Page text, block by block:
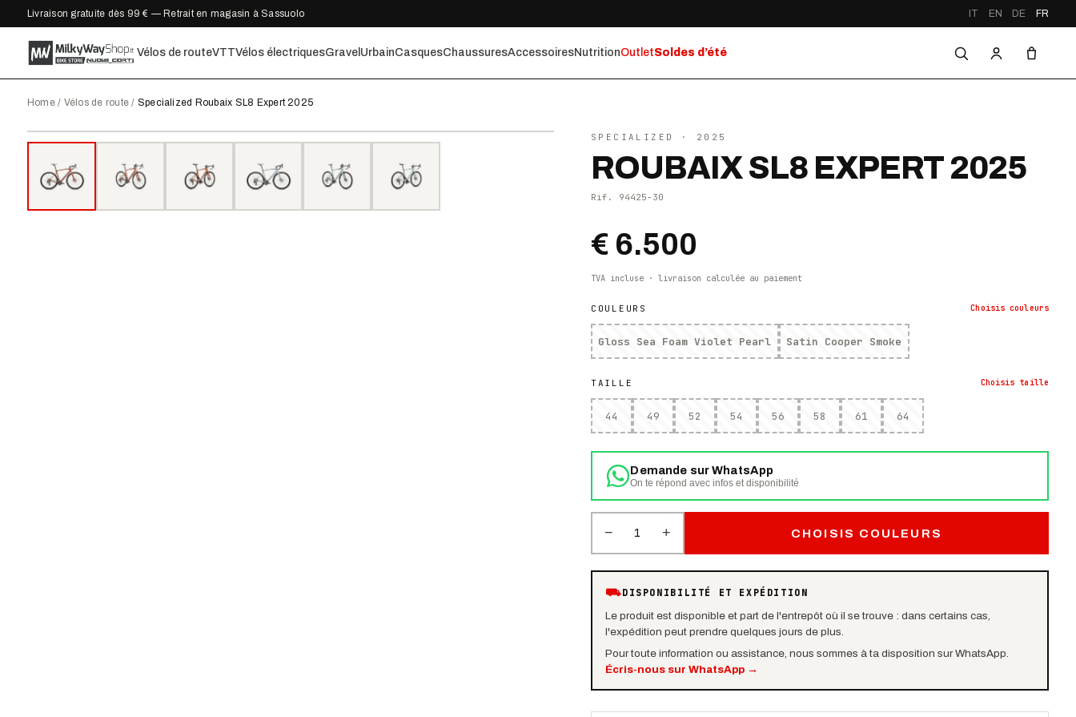
Livraison gratuite dès 99 € — Retrait en magasin à Sassuolo IT EN DE FR
Vélos de routeVTTVélos électriquesGravel UrbainCasquesChaussuresAccessoiresNutritionOutletSoldes d’été
Home/ Vélos de route / Specialized Roubaix SL8 Expert 2025
SPECIALIZED · 2025
ROUBAIX SL8 EXPERT 2025
Rif. 94425-30
€ 6.500
TVA incluse · livraison calculée au paiement
COULEURS Choisis couleurs
Gloss Sea Foam Violet Pearl Satin Cooper Smoke
TAILLE Choisis taille
44 49 52 54 56 58 61 64
Demande sur WhatsApp
On te répond avec infos et disponibilité
− 1 + CHOISIS COULEURS
⛟DISPONIBILITÉ ET EXPÉDITION
Le produit est disponible et part de l'entrepôt où il se trouve : dans certains cas,
l'expédition peut prendre quelques jours de plus.
Pour toute information ou assistance, nous sommes à ta disposition sur WhatsApp.
Écris-nous sur WhatsApp →